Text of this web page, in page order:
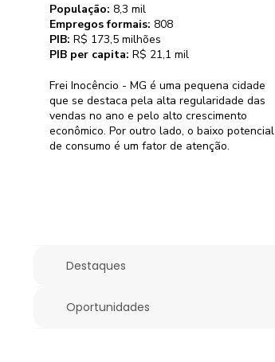
Frei Inocêncio - MG é uma pequena cidade
que se destaca pela alta regularidade das
vendas no ano e pelo alto crescimento
econômico. Por outro lado, o baixo potencial
de consumo é um fator de atenção.
População: 8,3 mil
Empregos formais: 808
PIB: R$ 173,5 milhões
PIB per capita: R$ 21,1 mil
Destaques
Oportunidades